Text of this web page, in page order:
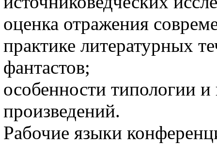
оценка отражения
практике литературных
фантастов;
особенности типологии
произведений.
Рабочие языки